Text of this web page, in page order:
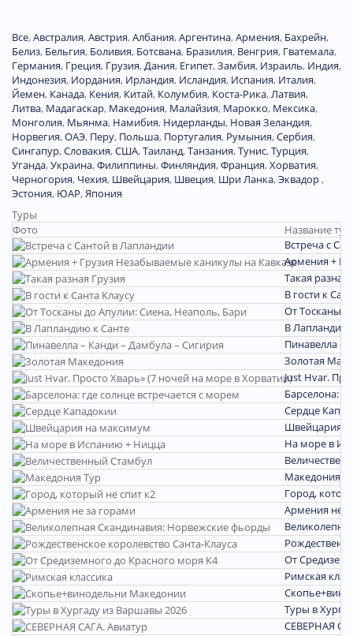
Все,Австралия,Австрия,Албания,Аргентина,Армения, Бахрейн,
Белиз, Бельгия, Боливия, Ботсвана, Бразилия, Венгрия, Гватемала,
Германия, Греция, Грузия, Дания, Египет,Замбия, Израиль, Индия,
Индонезия, Иордания, Ирландия, Исландия, Испания, Италия,
Йемен, Канада, Кения, Китай, Колумбия, Коста-Рика, Латвия,
Литва, Мадагаскар, Македония, Малайзия, Марокко, Мексика,
Монголия, Мьянма, Намибия, Нидерланды, Новая Зеландия,
Норвегия,ОАЭ, Перу, Польша, Португалия, Румыния,Сербия,
Сингапур,Словакия,США,Таиланд,Танзания,Тунис,Турция,
Уганда,Украина,Филиппины,Финляндия,Франция,Хорватия,
Черногория, Чехия, Швейцария, Швеция, Шри Ланка,Эквадор ,
Эстония, ЮАР, Япония
Туры
Фото
Название
Встреча с
Армения +
Такая разная
В гости к
От Тосканы
В Лапландию
Пинавелла –
Золотая
Just Hvar.
Барселона:
Сердце
Швейцария
На море в
Македония
Город,
Армения не
От
Римская
Туры в
СЕВЕРНАЯ